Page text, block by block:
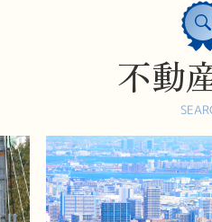
不動